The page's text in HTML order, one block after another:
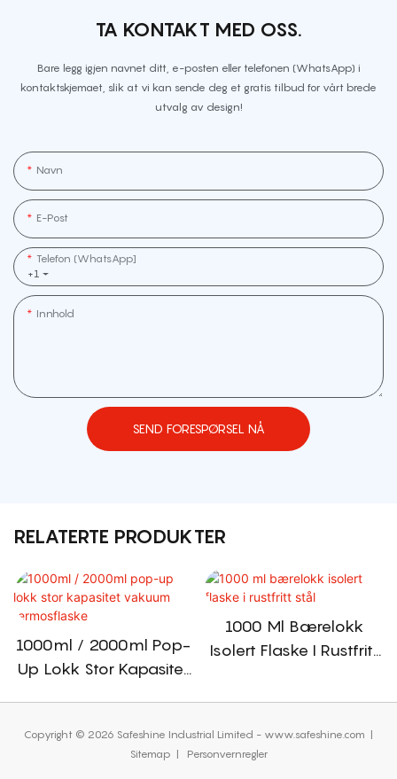
TA KONTAKT MED OSS.
Bare legg igjen navnet ditt, e-posten eller telefonen (WhatsApp) i
kontaktskjemaet, slik at vi kan sende deg et gratis tilbud for vårt brede
utvalg av design!
Navn
E-Post
+1
Telefon (WhatsApp]
Innhold
SEND FORESPØRSEL NÅ
RELATERTE PRODUKTER
1000ml / 2000ml Pop-
Up Lokk Stor Kapasitet
1000 Ml Bærelokk
Isolert Flaske I Rustfritt
Copyright © 2026 Safeshine Industrial Limited - www.safeshine.com |
Sitemap | Personvernregler